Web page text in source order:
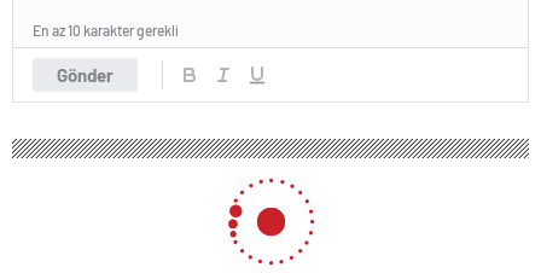
Gönder
En az 10 karakter gerekli